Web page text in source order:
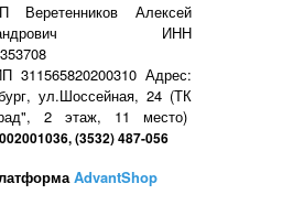
Алексей
ИНН
311565820200310 Адрес:
ул.Шоссейная, 24 (ТК
2 этаж, 11 место)
(3532) 487-056
AdvantShop